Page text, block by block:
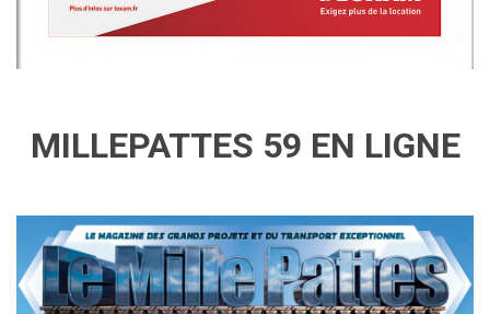
MILLEPATTES 59 EN LIGNE